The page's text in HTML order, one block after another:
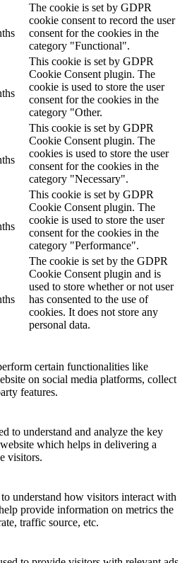
The cookie is set by GDPR
cookie consent to record the user
consent for the cookies in the
category "Functional".
This cookie is set by GDPR
Cookie Consent plugin. The
cookie is used to store the user
consent for the cookies in the
category "Other.
This cookie is set by GDPR
Cookie Consent plugin. The
cookies is used to store the user
consent for the cookies in the
category "Necessary".
This cookie is set by GDPR
Cookie Consent plugin. The
cookie is used to store the user
consent for the cookies in the
category "Performance".
The cookie is set by the GDPR
Cookie Consent plugin and is
used to store whether or not user
has consented to the use of
cookies. It does not store any
personal data.
certain functionalities like
on social media platforms, collect
features.
to understand and analyze the key
which helps in delivering a
visitors.
understand how visitors interact with
provide information on metrics the
traffic source, etc.